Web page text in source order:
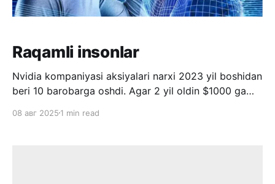
Raqamli insonlar
Nvidia kompaniyasi aksiyalari narxi 2023 yil boshidan
beri 10 barobarga oshdi. Agar 2 yil oldin $1000 ga
$10 000 bo'lardi. Nimaga Nvidia ning aksiyalari
08 авг 2025 1 min read